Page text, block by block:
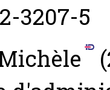
3207-5